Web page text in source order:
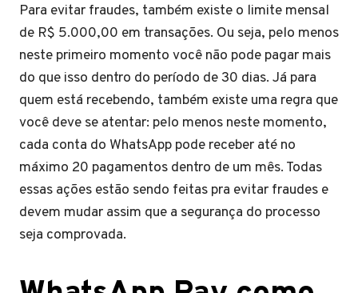
Para evitar fraudes, também existe o limite mensal
de R$ 5.000,00 em transações. Ou seja, pelo menos
neste primeiro momento você não pode pagar mais
do que isso dentro do período de 30 dias. Já para
quem está recebendo, também existe uma regra que
você deve se atentar: pelo menos neste momento,
cada conta do WhatsApp pode receber até no
máximo 20 pagamentos dentro de um mês. Todas
essas ações estão sendo feitas pra evitar fraudes e
devem mudar assim que a segurança do processo
seja comprovada.